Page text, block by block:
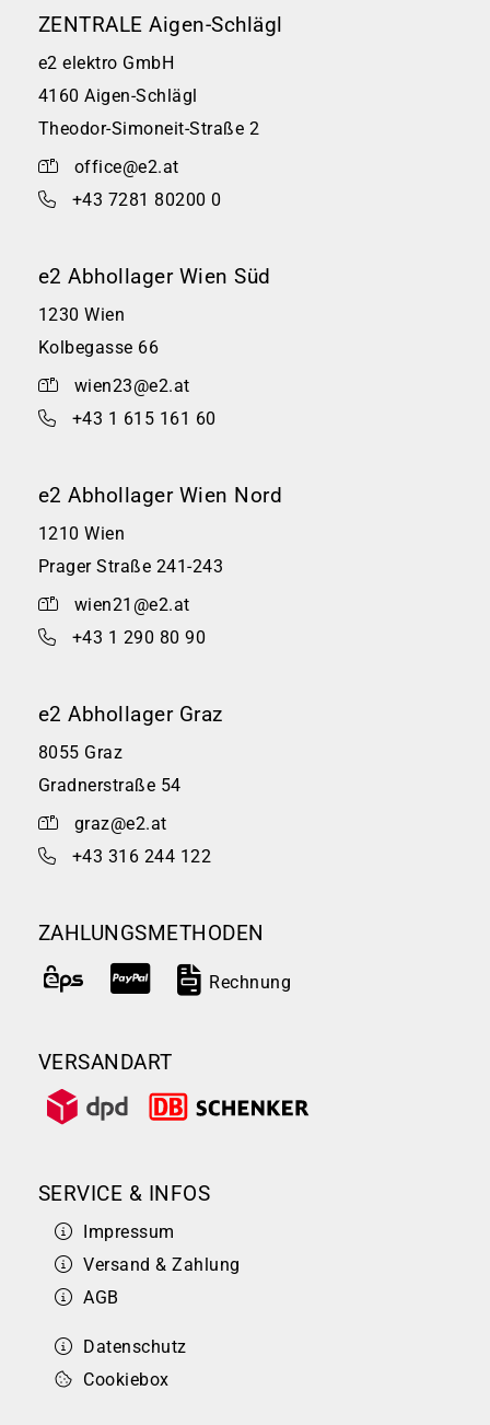
ZENTRALE Aigen-Schlägl
e2 elektro GmbH
4160 Aigen-Schlägl
Theodor-Simoneit-Straße 2
office@e2.at
+43 7281 80200 0
e2 Abhollager Wien Süd
1230 Wien
Kolbegasse 66
wien23@e2.at
+43 1 615 161 60
e2 Abhollager Wien Nord
1210 Wien
Prager Straße 241-243
wien21@e2.at
+43 1 290 80 90
e2 Abhollager Graz
8055 Graz
Gradnerstraße 54
graz@e2.at
+43 316 244 122
ZAHLUNGSMETHODEN
Rechnung
VERSANDART
SERVICE & INFOS
Impressum
Versand & Zahlung
AGB
Datenschutz
Cookiebox